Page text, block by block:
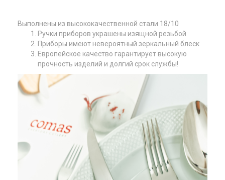
Выполнены из высококачественной стали 18/10
Ручки приборов украшены изящной резьбой
Приборы имеют невероятный зеркальный блеск
Европейское качество гарантирует высокую
прочность изделий и долгий срок службы!